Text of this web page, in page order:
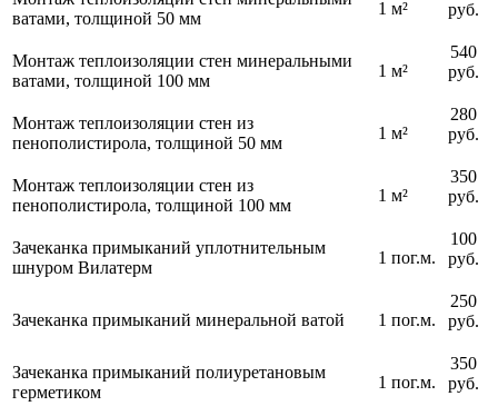
ватами, толщиной 50 мм
1 м²
руб.
Монтаж теплоизоляции стен минеральными
ватами, толщиной 100 мм
1 м²
540
руб.
Монтаж теплоизоляции стен из
пенополистирола, толщиной 50 мм
1 м²
280
руб.
Монтаж теплоизоляции стен из
пенополистирола, толщиной 100 мм
1 м²
350
руб.
Зачеканка примыканий уплотнительным
шнуром Вилатерм
1 пог.м.
100
руб.
Зачеканка примыканий минеральной ватой 1 пог.м.
250
руб.
Зачеканка примыканий полиуретановым
герметиком
1 пог.м.
350
руб.